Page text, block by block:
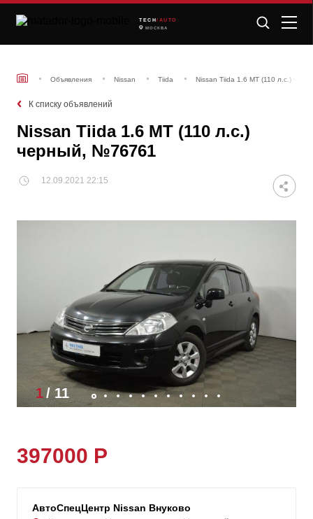
TECH /AUTO
МОСКВА
Объявления Nissan Tiida Nissan Tiida 1.6 MT (110 л.с.)
К списку объявлений
Nissan Tiida 1.6 MT (110 л.с.)
черный, №76761
12.09.2021 22:15
1/ 11
397000 Р
АвтоСпецЦентр Nissan Внуково